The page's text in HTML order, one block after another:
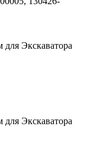
Экскаватора
Экскаватора